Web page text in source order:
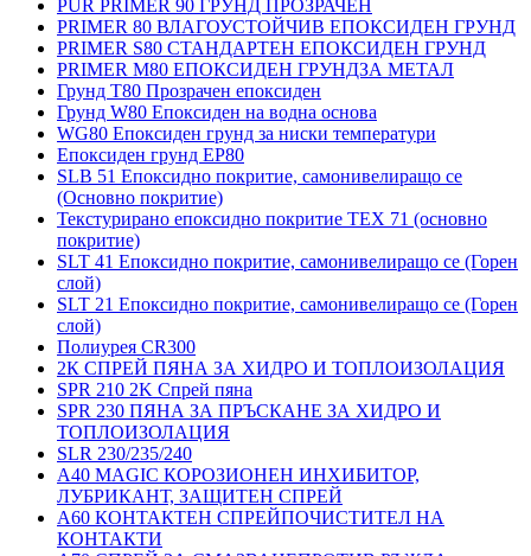
PUR PRIMER 90 ГРУНД ПРОЗРАЧЕН
PRIMER 80 ВЛАГОУСТОЙЧИВ ЕПОКСИДЕН ГРУНД
PRIMER S80 СТАНДАРТЕН ЕПОКСИДЕН ГРУНД
PRIMER M80 ЕПОКСИДЕН ГРУНДЗА МЕТАЛ
Грунд Т80 Прозрачен епоксиден
Грунд W80 Епоксиден на водна основа
WG80 Епоксиден грунд за ниски температури
Епоксиден грунд EP80
SLB 51 Епоксидно покритие, самонивелиращо се
(Основно покритие)
Текстурирано епоксидно покритие TEX 71 (основно
покритие)
SLT 41 Епоксидно покритие, самонивелиращо се (Горен
слой)
SLT 21 Епоксидно покритие, самонивелиращо се (Горен
слой)
Полиурея CR300
2К СПРЕЙ ПЯНА ЗА ХИДРО И ТОПЛОИЗОЛАЦИЯ
SPR 210 2K Спрей пяна
SPR 230 ПЯНА ЗА ПРЪСКАНЕ ЗА ХИДРО И
ТОПЛОИЗОЛАЦИЯ
SLR 230/235/240
A40 MAGIC КОРОЗИОНЕН ИНХИБИТОР,
ЛУБРИКАНТ, ЗАЩИТЕН СПРЕЙ
A60 КОНТАКТЕН СПРЕЙПОЧИСТИТЕЛ НА
КОНТАКТИ